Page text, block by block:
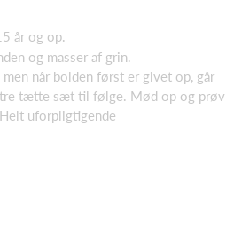
år og op.
og masser af grin.
når bolden først er givet op, går
tætte sæt til følge. Mød op og prøv
uforpligtigende